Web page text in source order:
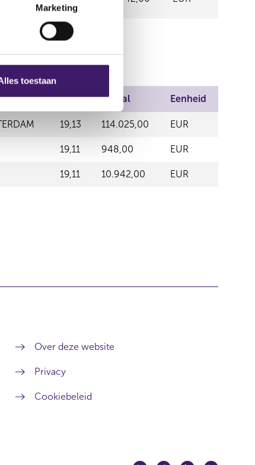
Marketing
toestaan
Prijs Aantal Eenheid
19,13 114.025,00 EUR
19,11 948,00 EUR
19,11 10.942,00 EUR
Over deze website
Privacy
Cookiebeleid